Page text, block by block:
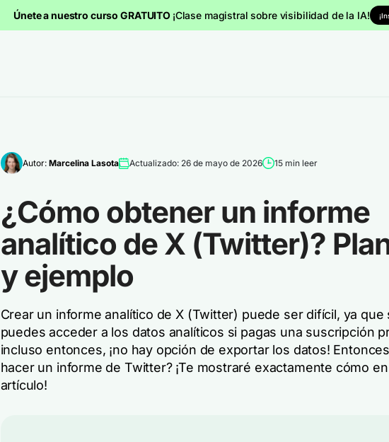
Únete a nuestro curso GRATUITO ¡Clase magistral sobre visibilidad de la IA!
Autor: Marcelina Lasota Actualizado: 26 de mayo de 2026 15 min leer
¿Cómo obtener un informe
analítico de X (Twitter)?
y ejemplo
Crear un informe analítico de X (Twitter) puede ser difícil, ya que
puedes acceder a los datos analíticos si pagas una suscripción
incluso entonces, ¡no hay opción de exportar los datos!
hacer un informe de Twitter? ¡Te mostraré exactamente cómo
artículo!